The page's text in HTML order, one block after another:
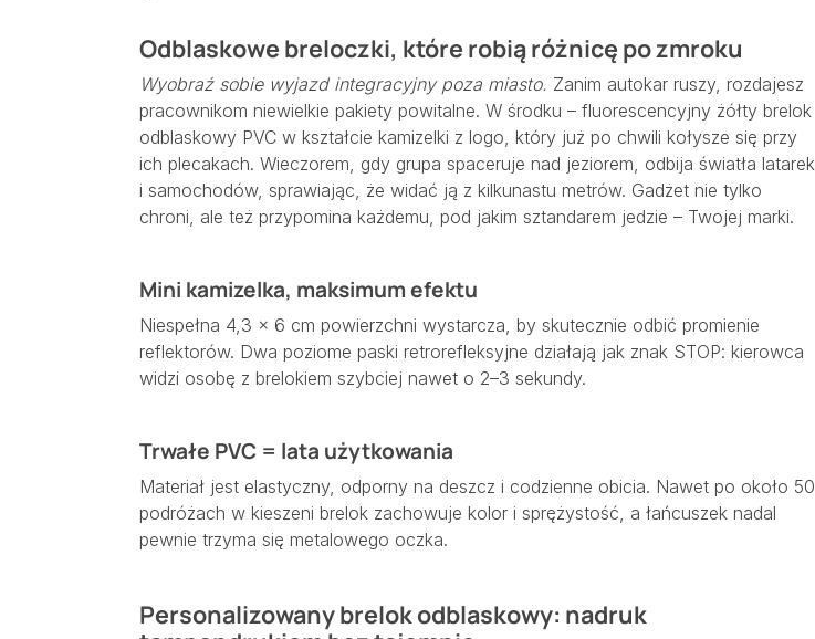
Odblaskowe breloczki, które robią różnicę po zmroku
Wyobraź sobie wyjazd integracyjny poza miasto. Zanim autokar ruszy, rozdajesz
pracownikom niewielkie pakiety powitalne. W środku – fluorescencyjny żółty brelok
odblaskowy PVC w kształcie kamizelki z logo, który już po chwili kołysze się przy
ich plecakach. Wieczorem, gdy grupa spaceruje nad jeziorem, odbija światła latarek
i samochodów, sprawiając, że widać ją z kilkunastu metrów. Gadżet nie tylko
chroni, ale też przypomina każdemu, pod jakim sztandarem jedzie – Twojej marki.
Mini kamizelka, maksimum efektu
Niespełna 4,3 × 6 cm powierzchni wystarcza, by skutecznie odbić promienie
reflektorów. Dwa poziome paski retrorefleksyjne działają jak znak STOP: kierowca
widzi osobę z brelokiem szybciej nawet o 2–3 sekundy.
Trwałe PVC = lata użytkowania
Materiał jest elastyczny, odporny na deszcz i codzienne obicia. Nawet po około 50
podróżach w kieszeni brelok zachowuje kolor i sprężystość, a łańcuszek nadal
pewnie trzyma się metalowego oczka.
Personalizowany brelok odblaskowy: nadruk